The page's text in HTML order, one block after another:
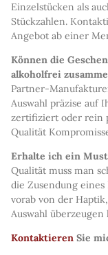
Einzelstücken als
Stückzahlen.
Angebot ab einer
Können die
alkoholfrei
Partner-
Auswahl präzise auf
zertifiziert oder rein
Qualität
Erhalte ich ein
Qualität muss man
die Zusendung eines
vorab von der
Auswahl überzeugen
Kontaktieren Sie